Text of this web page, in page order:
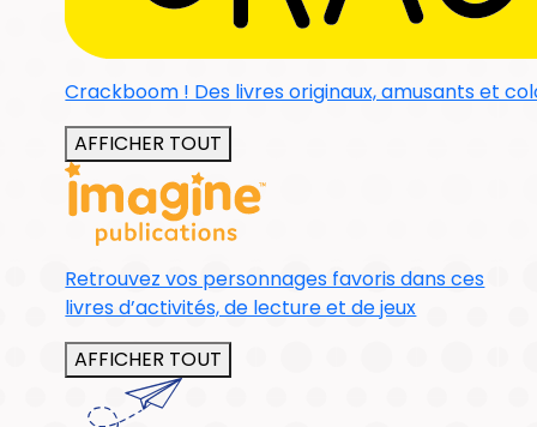
Crackboom ! Des livres originaux, amusants et
AFFICHER TOUT
Retrouvez vos personnages favoris dans ces
livres d’activités, de lecture et de jeux
AFFICHER TOUT